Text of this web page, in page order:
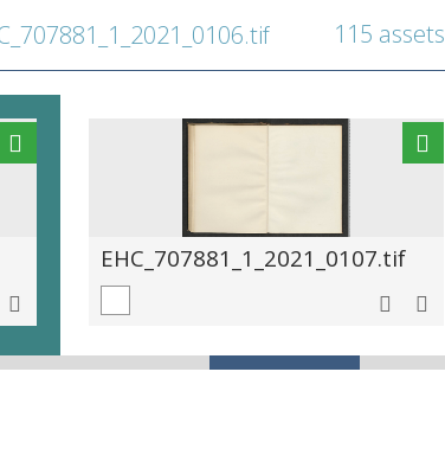
115 assets
EHC_707881_1_2021_0107.tif